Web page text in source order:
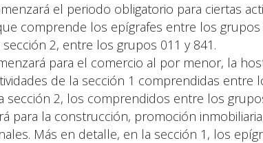
el periodo obligatorio para ciertas
comprende los epígrafes entre los grupos
2, entre los grupos 011 y 841.
para el comercio al por menor, la
de la sección 1 comprendidas entre
sección 2, los comprendidos entre los
para la construcción, promoción
Más en detalle, en la sección 1, los